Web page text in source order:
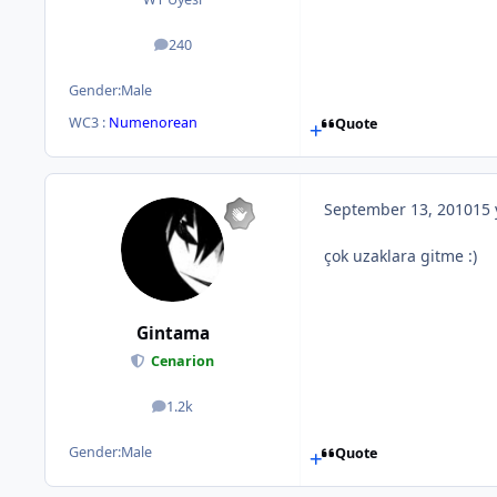
240
posts
Gender:Male
WC3 : Numenorean Quote
Gintama
Cenarion
1.2k
posts
Gender:Male
September 13, 201015
çok uzaklara gitme :)
Quote